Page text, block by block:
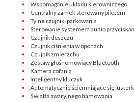
Wspomaganie układu kierowniczego
Centralny zamek sterowany pilotem
Tylne czujniki parkowania
Sterowanie systemem audio
Czujnik deszczu
Czujnik ciśnienia w oponach
Czujnik zmierzchu
Zestaw głośnomówiący Bluetooth
Kamera cofania
Inteligentny kluczyk
Automatycznie ściemniające się
Światła awaryjnego hamowania